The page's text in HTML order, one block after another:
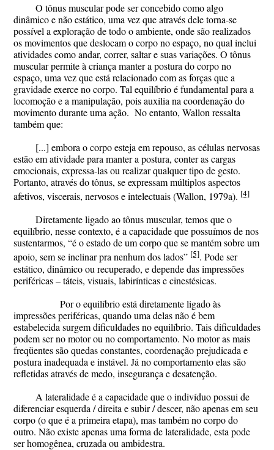
O tônus muscular pode ser concebido como algo
dinâmico e não estático, uma vez que através dele torna-se
possível a exploração de todo o ambiente, onde são realizados
os movimentos que deslocam o corpo no espaço, no qual inclui
atividades como andar, correr, saltar e suas variações. O tônus
muscular permite à criança manter a postura do corpo no
espaço, uma vez que está relacionado com as forças que a
gravidade exerce no corpo. Tal equilíbrio é fundamental para a
locomoção e a manipulação, pois auxilia na coordenação do
movimento durante uma ação. No entanto, Wallon ressalta
também que:
[...] embora o corpo esteja em repouso, as células nervosas
estão em atividade para manter a postura, conter as cargas
emocionais, expressa-las ou realizar qualquer tipo de gesto.
Portanto, através do tônus, se expressam múltiplos aspectos
afetivos, viscerais, nervosos e intelectuais (Wallon, 1979a). [4]
Diretamente ligado ao tônus muscular, temos que o
equilíbrio, nesse contexto, é a capacidade que possuímos de nos
sustentarmos, “é o estado de um corpo que se mantém sobre um
apoio, sem se inclinar pra nenhum dos lados” [5]. Pode ser
estático, dinâmico ou recuperado, e depende das impressões
periféricas – táteis, visuais, labirínticas e cinestésicas.
Por o equilíbrio está diretamente ligado às
impressões periféricas, quando uma delas não é bem
estabelecida surgem dificuldades no equilíbrio. Tais dificuldades
podem ser no motor ou no comportamento. No motor as mais
freqüentes são quedas constantes, coordenação prejudicada e
postura inadequada e instável. Já no comportamento elas são
refletidas através de medo, insegurança e desatenção.
A lateralidade é a capacidade que o indivíduo possui de
diferenciar esquerda / direita e subir / descer, não apenas em seu
corpo (o que é a primeira etapa), mas também no corpo do
outro. Não existe apenas uma forma de lateralidade, esta pode
ser homogênea, cruzada ou ambidestra.